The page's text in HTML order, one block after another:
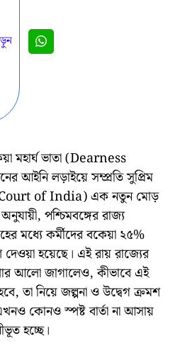
মহার্ঘ ভাতা (Dearness
আইনি লড়াইয়ে সম্প্রতি সুপ্রিম
Court of India) এক নতুন মোড়
পশ্চিমবঙ্গের রাজ্য
মধ্যে কর্মীদের বকেয়া ২৫%
দেওয়া হয়েছে। এই রায় রাজ্যের
আলো জাগালেও, কীভাবে এই
তা নিয়ে জল্পনা ও উদ্বেগ ক্রমশ
কোনও স্পষ্ট বার্তা না আসায়
হচ্ছে।